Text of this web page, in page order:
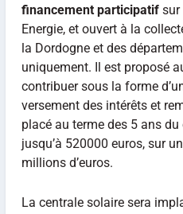
financement participatifsur
Energie, et ouvert à la
la Dordogne et des
uniquement. Il est proposé
contribuer sous la forme
versement des intérêts et
placé au terme des 5 ans
jusqu’à 520000 euros, sur
millions d’euros.
La centrale solaire sera